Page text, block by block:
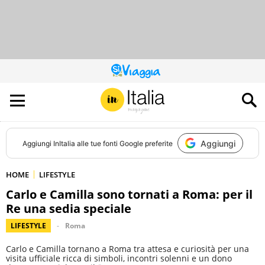
QUESTO
SITO
CONTRIBUISCE
ALL’AUDIENCE
DI
Aggiungi InItalia alle tue fonti Google preferite Aggiungi
HOME LIFESTYLE
Carlo e Camilla sono tornati a Roma: per il
Re una sedia speciale
LIFESTYLE Roma
Carlo e Camilla tornano a Roma tra attesa e curiosità per una
visita ufficiale ricca di simboli, incontri solenni e un dono